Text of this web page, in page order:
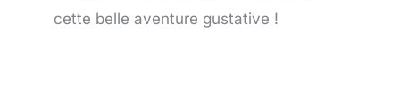
cette belle aventure gustative !